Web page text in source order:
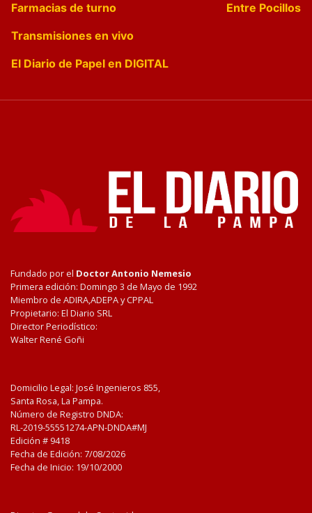
Farmacias de turno
Entre Pocillos
Transmisiones en vivo
El Diario de Papel en DIGITAL
Fundado por el Doctor Antonio Nemesio
Primera edición: Domingo 3 de Mayo de 1992
Miembro de ADIRA,ADEPA y CPPAL
Propietario: El Diario SRL
Director Periodístico:
Walter René Goñi
Domicilio Legal: José Ingenieros 855,
Santa Rosa, La Pampa.
Número de Registro DNDA:
RL-2019-55551274-APN-DNDA#MJ
Edición # 9418
Fecha de Edición: 7/08/2026
Fecha de Inicio: 19/10/2000